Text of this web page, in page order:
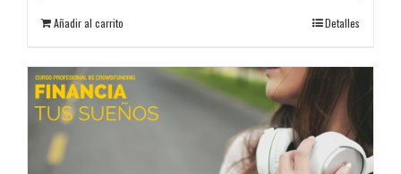
Añadir al carrito Detalles